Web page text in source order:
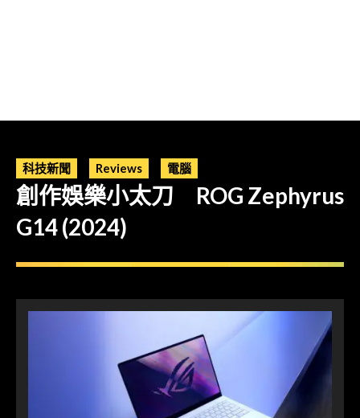
科技新聞 Reviews 電腦
創作娛樂小太刀 ROG Zephyrus
G14 (2024)